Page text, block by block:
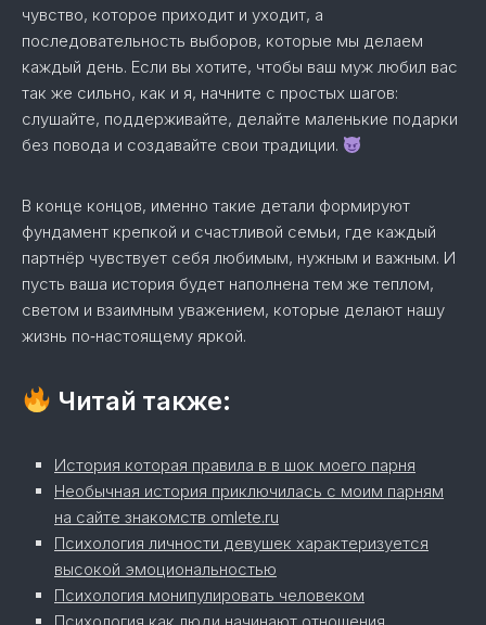
чувство, которое приходит и уходит, а
последовательность выборов, которые мы делаем
каждый день. Если вы хотите, чтобы ваш муж любил вас
так же сильно, как и я, начните с простых шагов:
слушайте, поддерживайте, делайте маленькие подарки
без повода и создавайте свои традиции.
В конце концов, именно такие детали формируют
фундамент крепкой и счастливой семьи, где каждый
партнёр чувствует себя любимым, нужным и важным. И
пусть ваша история будет наполнена тем же теплом,
светом и взаимным уважением, которые делают нашу
жизнь по‑настоящему яркой.
Читай также:
История которая правила в в шок моего парня
Необычная история приключилась с моим парням
на сайте знакомств omlete.ru
Психология личности девушек характеризуется
высокой эмоциональностью
Психология монипулировать человеком